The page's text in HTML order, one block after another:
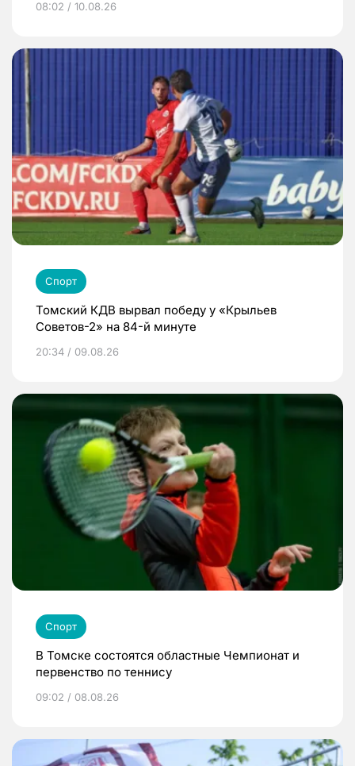
08:02 / 10.08.26
Спорт
Томский КДВ вырвал победу у «Крыльев
Советов-2» на 84-й минуте
20:34 / 09.08.26
Спорт
В Томске состоятся областные Чемпионат и
первенство по теннису
09:02 / 08.08.26